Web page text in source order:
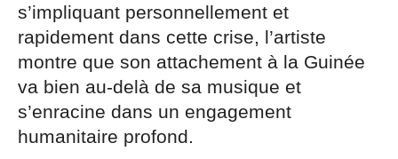
s’impliquant personnellement et
rapidement dans cette crise, l’artiste
montre que son attachement à la Guinée
va bien au-delà de sa musique et
s’enracine dans un engagement
humanitaire profond.